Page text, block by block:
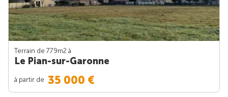
Terrain de 779m2 à
Le Pian-sur-Garonne
à partir de 35 000 €